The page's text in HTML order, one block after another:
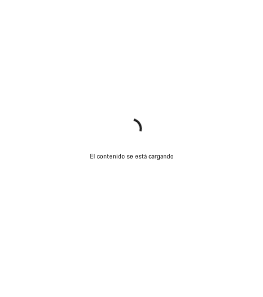
El contenido se está cargando